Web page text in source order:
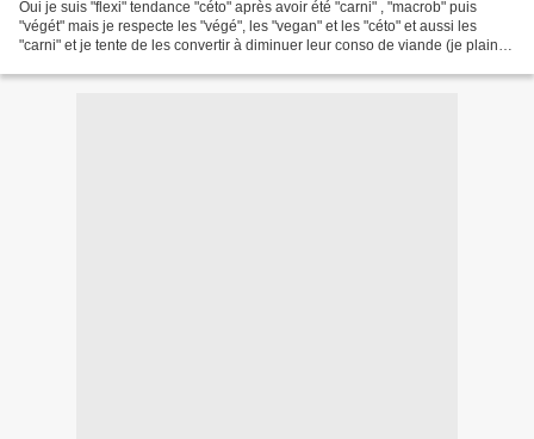
Oui je suis "flexi" tendance "céto" après avoir été "carni" , "macrob" puis
"végét" mais je respecte les "végé", les "vegan" et les "céto" et aussi les
"carni" et je tente de les convertir à diminuer leur conso de viande (je plains